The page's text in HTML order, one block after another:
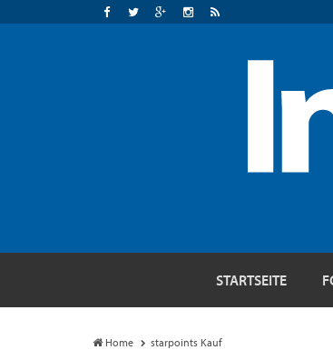
STARTSEITE
Home starpoints Kauf